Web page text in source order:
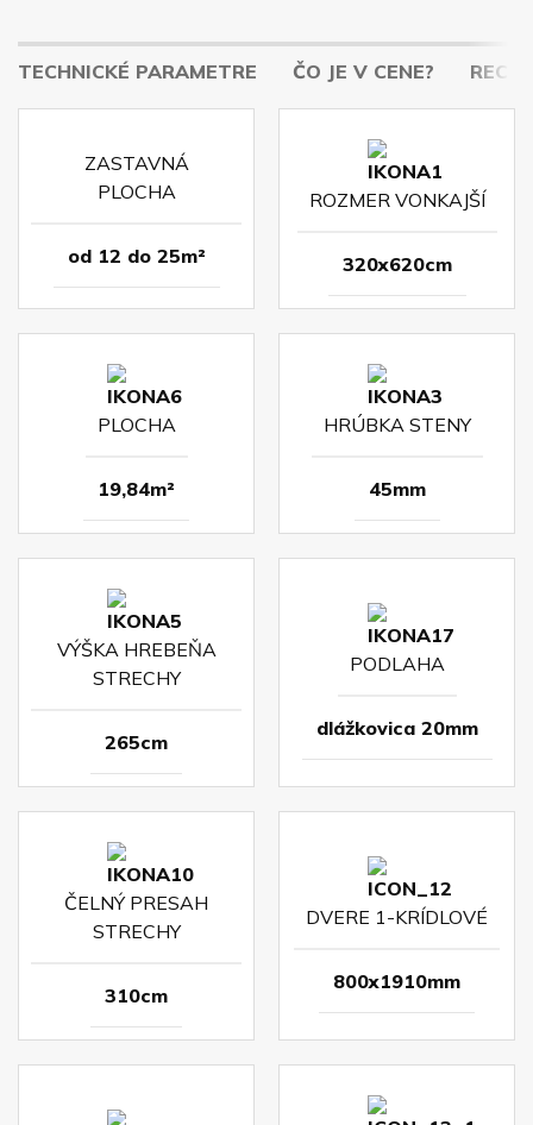
TECHNICKÉ PARAMETRE ČO JE V CENE?
ZASTAVNÁ
PLOCHA
od 12 do 25m²
ROZMER VONKAJŠÍ
320x620cm
PLOCHA
19,84m²
HRÚBKA STENY
45mm
VÝŠKA HREBEŇA
STRECHY
265cm
PODLAHA
dlážkovica 20mm
ČELNÝ PRESAH
STRECHY
310cm
DVERE 1-KRÍDLOVÉ
800x1910mm